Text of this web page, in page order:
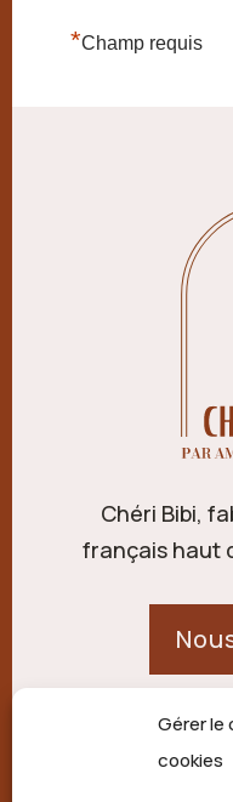
Gérer
cookies
*Champ requis
Chéri Bibi,
français haut
21